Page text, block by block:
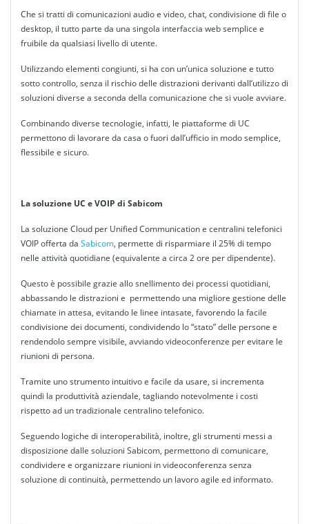
Che si tratti di comunicazioni audio e video, chat, condivisione di file o
desktop, il tutto parte da una singola interfaccia web semplice e
fruibile da qualsiasi livello di utente.
Utilizzando elementi congiunti, si ha con un’unica soluzione e tutto
sotto controllo, senza il rischio delle distrazioni derivanti dall’utilizzo di
soluzioni diverse a seconda della comunicazione che si vuole avviare.
Combinando diverse tecnologie, infatti, le piattaforme di UC
permettono di lavorare da casa o fuori dall’ufficio in modo semplice,
flessibile e sicuro.
La soluzione UC e VOIP di Sabicom
La soluzione Cloud per Unified Communication e centralini telefonici
VOIP offerta da Sabicom, permette di risparmiare il 25% di tempo
nelle attività quotidiane (equivalente a circa 2 ore per dipendente).
Questo è possibile grazie allo snellimento dei processi quotidiani,
abbassando le distrazioni e permettendo una migliore gestione delle
chiamate in attesa, evitando le linee intasate, favorendo la facile
condivisione dei documenti, condividendo lo “stato” delle persone e
rendendolo sempre visibile, avviando videoconferenze per evitare le
riunioni di persona.
Tramite uno strumento intuitivo e facile da usare, si incrementa
quindi la produttività aziendale, tagliando notevolmente i costi
rispetto ad un tradizionale centralino telefonico.
Seguendo logiche di interoperabilità, inoltre, gli strumenti messi a
disposizione dalle soluzioni Sabicom, permettono di comunicare,
condividere e organizzare riunioni in videoconferenza senza
soluzione di continuità, permettendo un lavoro agile ed informato.